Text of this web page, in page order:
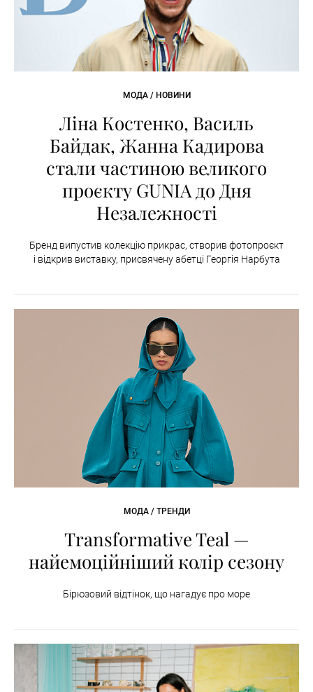
МОДА / НОВИНИ
Ліна Костенко, Василь
Байдак, Жанна Кадирова
стали частиною великого
проєкту GUNIA до Дня
Незалежності
Бренд випустив колекцію прикрас, створив фотопроєкт
і відкрив виставку, присвячену абетці Георгія Нарбута
МОДА / ТРЕНДИ
Transformative Teal —
найемоційніший колір сезону
Бірюзовий відтінок, що нагадує про море